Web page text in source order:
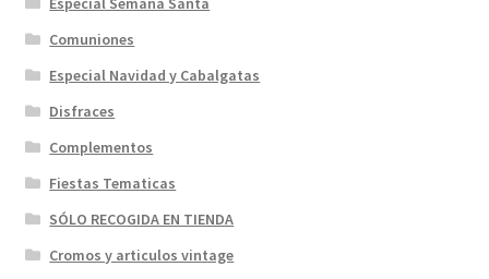
Comuniones
Especial Navidad y Cabalgatas
Disfraces
Complementos
Fiestas Tematicas
SÓLO RECOGIDA EN TIENDA
Cromos y articulos vintage